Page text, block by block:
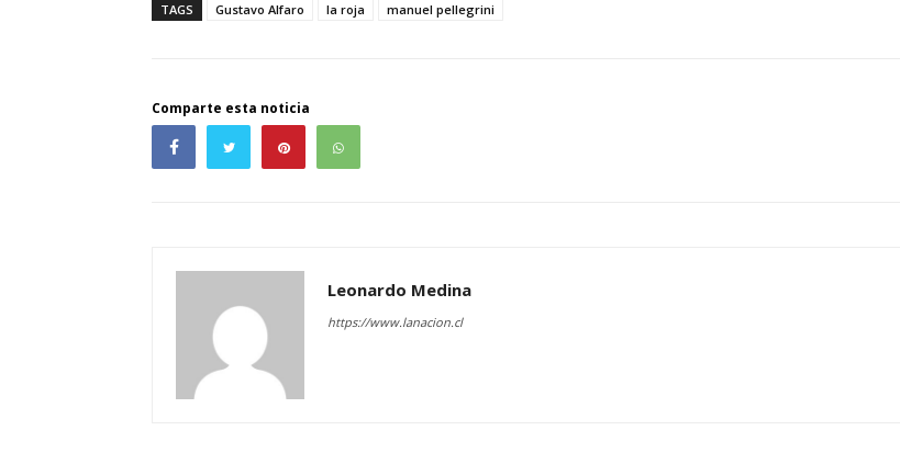
TAGS
Gustavo Alfaro la roja manuel pellegrini
Comparte esta noticia
Leonardo Medina
https://www.lanacion.cl